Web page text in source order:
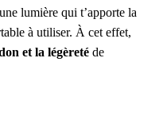
lumière qui t’apporte la
à utiliser. À cet effet,
et la légèreté de